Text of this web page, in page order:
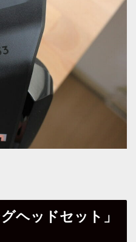
ヘッドセット」